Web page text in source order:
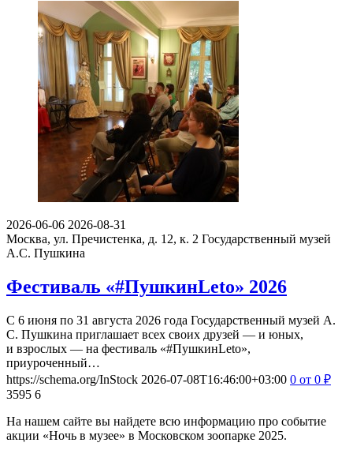
2026-06-06 2026-08-31
Москва, ул. Пречистенка, д. 12, к. 2 Государственный музей
А.С. Пушкина
Фестиваль «#ПушкинLeto» 2026
С 6 июня по 31 августа 2026 года Государственный музей А.
С. Пушкина приглашает всех своих друзей — и юных,
и взрослых — на фестиваль «#ПушкинLeto»,
приуроченный…
https://schema.org/InStock 2026-07-08T16:46:00+03:00 0 от 0 ₽
3595 6
На нашем сайте вы найдете всю информацию про событие
акции «Ночь в музее» в Московском зоопарке 2025.